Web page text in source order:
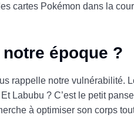
cartes Pokémon dans la
époque ?
rappelle notre vulnérabilité.
Labubu ? C’est le petit
à optimiser son corps